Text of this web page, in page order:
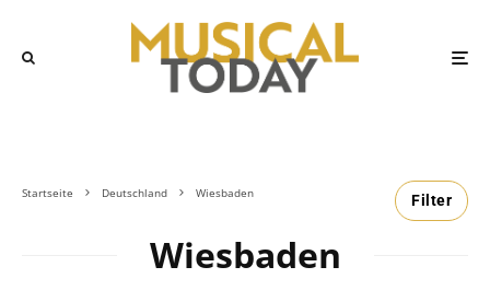
Startseite Deutschland Wiesbaden Filter
Wiesbaden